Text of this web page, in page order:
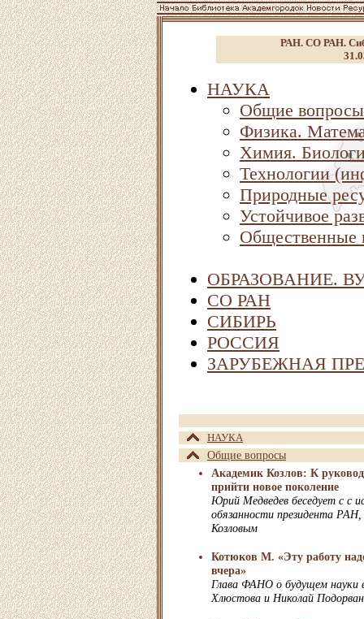
РАН. СО РАН.
НАУКА
Общие вопросы
Физика.
Химия.
Технологии
Природные
Устойчивое
Общественные
ОБРАЗОВАНИЕ.
СО РАН
СИБИРЬ
РОССИЯ
ЗАРУБЕЖНАЯ
НАУКА
Общие вопросы
Академик Козлов: К
прийти новое поколение
Юрий Медведев беседует с с
обязанности президента
Козловым
Котюков М. «Эту работу
вчера»
Глава ФАНО о будущем науки
Хлюстова и Николай